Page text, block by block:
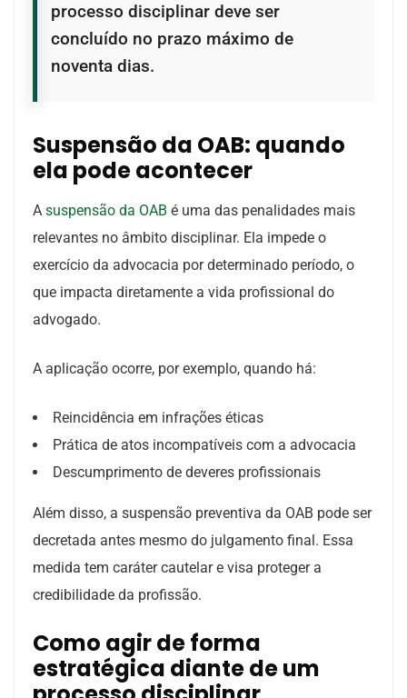
processo disciplinar deve ser
concluído no prazo máximo de
noventa dias.
Suspensão da OAB: quando
ela pode acontecer
A suspensão da OAB é uma das penalidades mais
relevantes no âmbito disciplinar. Ela impede o
exercício da advocacia por determinado período, o
que impacta diretamente a vida profissional do
advogado.
A aplicação ocorre, por exemplo, quando há:
Reincidência em infrações éticas
Prática de atos incompatíveis com a advocacia
Descumprimento de deveres profissionais
Além disso, a suspensão preventiva da OAB pode ser
decretada antes mesmo do julgamento final. Essa
medida tem caráter cautelar e visa proteger a
credibilidade da profissão.
Como agir de forma
estratégica diante de um